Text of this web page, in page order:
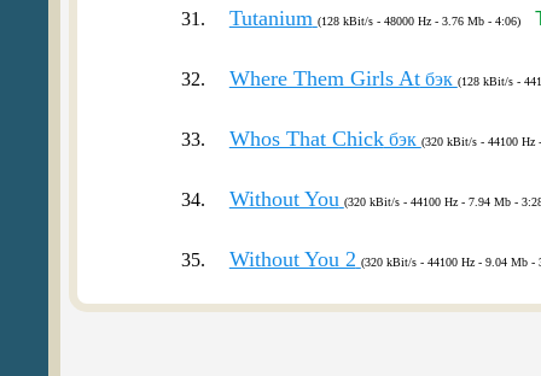
31. Tutanium (128 kBit/s - 48000 Hz - 3.76 Mb - 4:06)
32. Where Them Girls Atбэк (128 kBit/s -
33. Whos That Chickбэк (320 kBit/s - 44100 Hz
34. Without You (320 kBit/s - 44100 Hz - 7.94 Mb -
35. Without You 2 (320 kBit/s - 44100 Hz - 9.04 Mb -